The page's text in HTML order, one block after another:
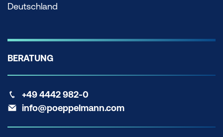
Deutschland
BERATUNG
+49 4442 982-0
info@poeppelmann.com